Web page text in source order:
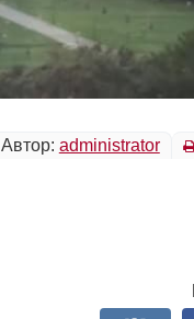
Автор: administrator